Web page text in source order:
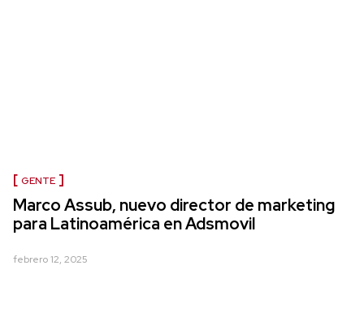
GENTE
Marco Assub, nuevo director de marketing
para Latinoamérica en Adsmovil
febrero 12, 2025